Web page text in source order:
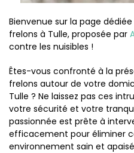
Bienvenue sur la page
frelons à Tulle, proposée par
contre les nuisibles !
Êtes-vous confronté à la
frelons autour de votre
Tulle ? Ne laissez pas ces
votre sécurité et votre
passionnée est prête à
efficacement pour éliminer
environnement sain et